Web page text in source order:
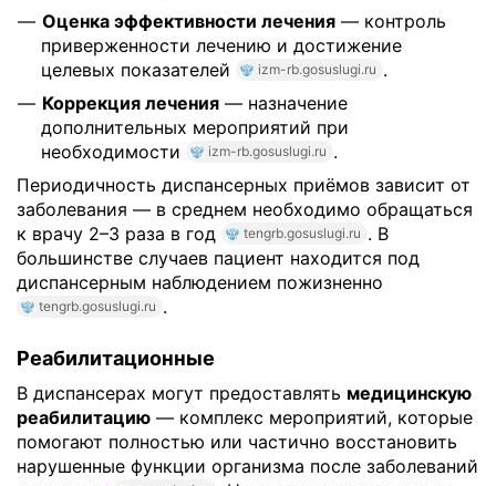
Оценка эффективности лечения — контроль
приверженности лечению и достижение
целевых показателей
izm-rb.gosuslugi.ru .
Коррекция лечения — назначение
дополнительных мероприятий при
необходимости
izm-rb.gosuslugi.ru .
Периодичность диспансерных приёмов зависит от
заболевания — в среднем необходимо обращаться
к врачу 2–3 раза в год
tengrb.gosuslugi.ru . В
большинстве случаев пациент находится под
диспансерным наблюдением пожизненно
tengrb.gosuslugi.ru .
Реабилитационные
В диспансерах могут предоставлять медицинскую
реабилитацию — комплекс мероприятий, которые
помогают полностью или частично восстановить
нарушенные функции организма после заболеваний